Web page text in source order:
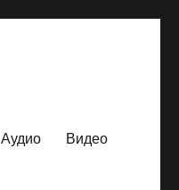
Аудио Видео